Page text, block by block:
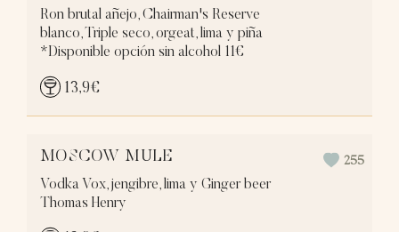
Ron brutal añejo, Chairman's Reserve
blanco, Triple seco, orgeat, lima y piña
*Disponible opción sin alcohol 11€
13,9€
MOSCOW MULE
Vodka Vox, jengibre, lima y Ginger beer
Thomas Henry
255